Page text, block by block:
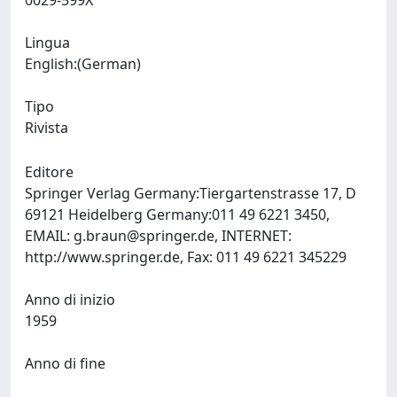
Lingua
Tipo
Rivista
Editore
Springer Verlag Germany:Tiergartenstrasse 17, D
69121 Heidelberg Germany:011 49 6221 3450,
EMAIL: g.braun@springer.de, INTERNET:
Anno di inizio
Anno di fine